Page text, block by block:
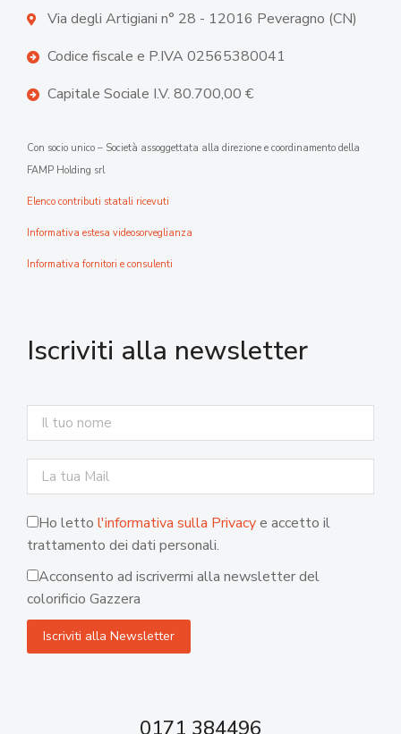
Via degli Artigiani n° 28 - 12016 Peveragno (CN)
Codice fiscale e P.IVA 02565380041
Capitale Sociale I.V. 80.700,00 €
Con socio unico – Società assoggettata alla direzione e coordinamento della
FAMP Holding srl
Elenco contributi statali ricevuti
Informativa estesa videosorveglianza
Informativa fornitori e consulenti
Iscriviti alla newsletter
Ho letto l'informativa sulla Privacye accetto il
trattamento dei dati personali.
Acconsento ad iscrivermi alla newsletter del
colorificio Gazzera